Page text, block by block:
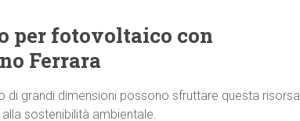
per fotovoltaico con
Ferrara
di grandi dimensioni possono sfruttare questa risorsa
sostenibilità ambientale.